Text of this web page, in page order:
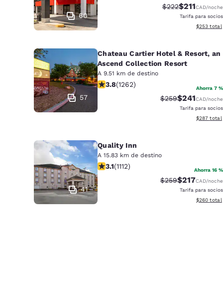
60
Precio tachado:
$222Precio con
$211CAD/noche
Tarifa para socios
Ver
$253 total
57
Chateau Cartier Hotel & Resort, an
Ascend Collection Resort
A 9.51 km de destino
calificación de 3.84 estrellas. Bueno.
3.8(1262) Ahorra 7 %
Precio tachado:
$259Precio con
$241CAD/noche
Tarifa para socios
Ver
$287 total
41
Quality Inn
A 15.83 km de destino
calificación de 3.12 estrellas. Bueno.
3.1(1112) Ahorra 16 %
Precio tachado:
$259Precio con
$217CAD/noche
Tarifa para socios
Ver
$260 total